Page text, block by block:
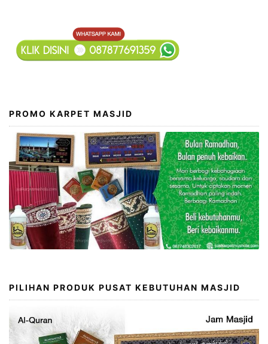
PROMO KARPET MASJID
PILIHAN PRODUK PUSAT KEBUTUHAN MASJID